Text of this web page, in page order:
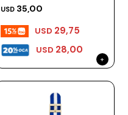
USD 35,00
USD 28,00
USD 29,75